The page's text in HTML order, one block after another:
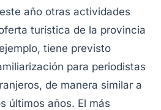
año otras actividades
turística de la provincia
tiene previsto
para periodistas
de manera similar a
últimos años. El más